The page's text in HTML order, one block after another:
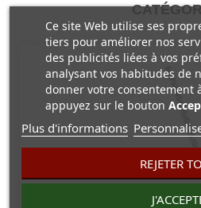
Ce site Web utilise ses
tiers pour améliorer nos
des publicités liées à vos
analysant vos habitudes de
donner votre consentement
appuyez sur le bouton
Plus d'informations
REJETER